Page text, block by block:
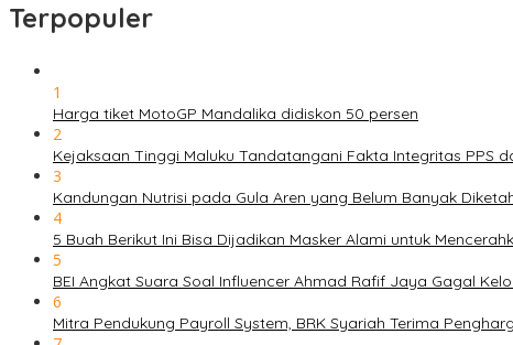
Terpopuler
1
Harga tiket MotoGP Mandalika didiskon 50 persen
2
Kejaksaan Tinggi Maluku Tandatangani Fakta Integritas PPS
3
Kandungan Nutrisi pada Gula Aren yang Belum Banyak
4
5 Buah Berikut Ini Bisa Dijadikan Masker Alami untuk
5
BEI Angkat Suara Soal Influencer Ahmad Rafif Jaya Gagal
6
Mitra Pendukung Payroll System, BRK Syariah Terima